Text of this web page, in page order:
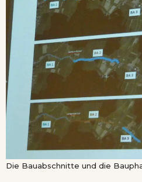
Die Bauabschnitte und die